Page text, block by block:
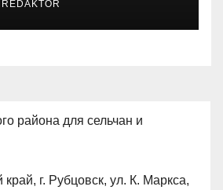
REDAKTOR
района для сельчан и
г. Рубцовск, ул. К. Маркса,